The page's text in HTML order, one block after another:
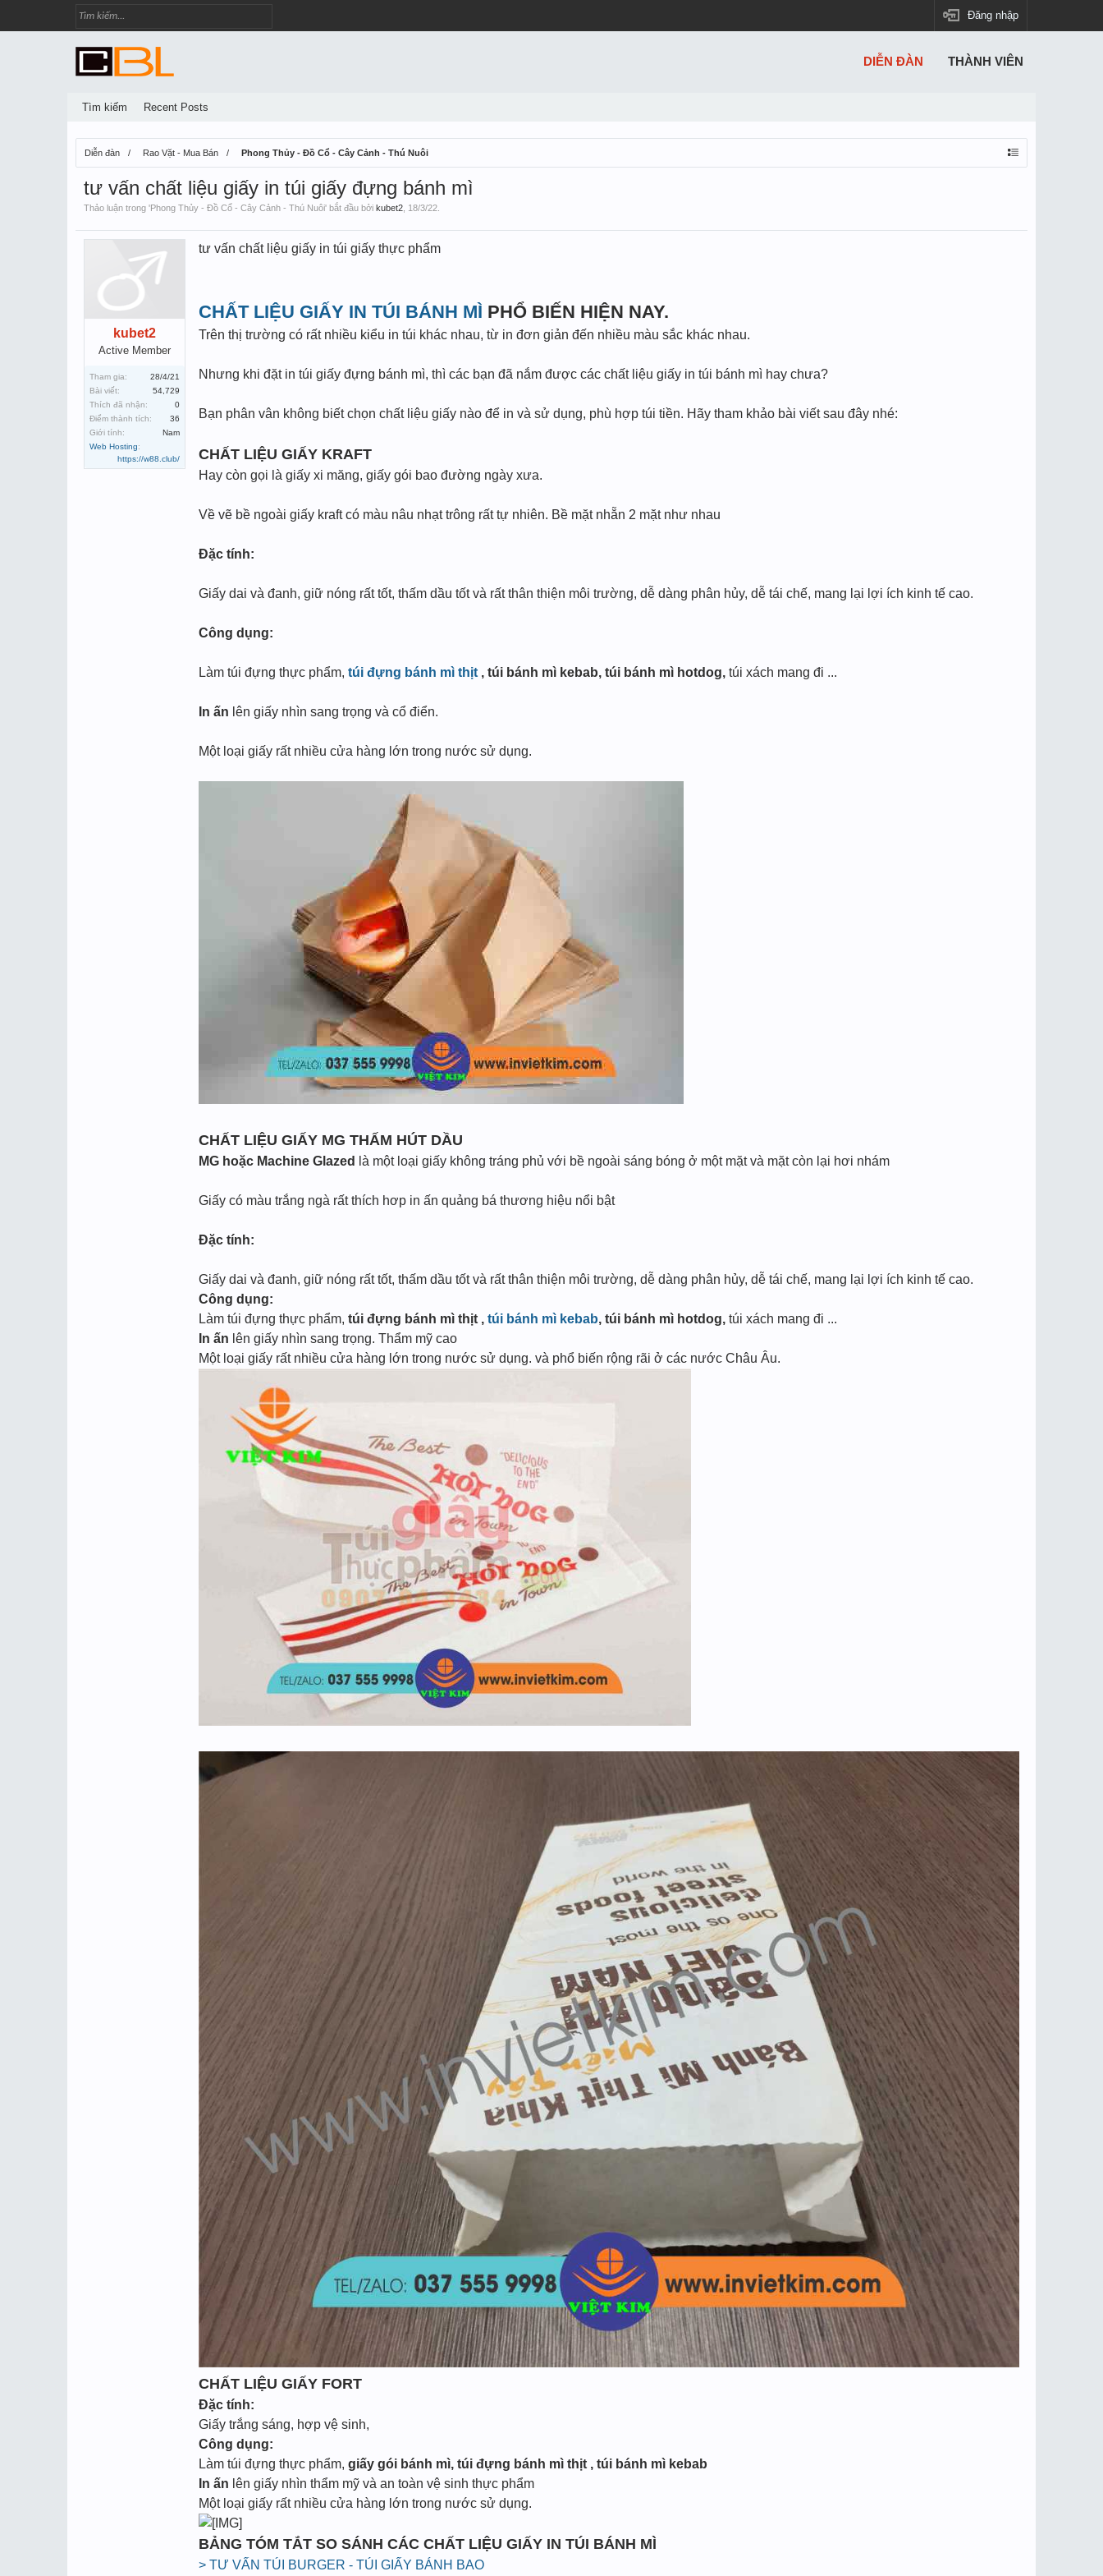
Đăng nhập
Diễn đàn Rao Vặt - Mua Bán Phong Thủy - Đồ Cổ - Cây Cảnh - Thú Nuôi
tư vấn chất liệu giấy in túi giấy đựng bánh mì
Thảo luận trong 'Phong Thủy - Đồ Cổ - Cây Cảnh - Thú Nuôi' bắt đầu bởi kubet2 18/3/22
kubet2
Active Member
Tham gia:
28/4/21
Bài viết:
54,729
Thích đã nhận:
0
Điểm thành tích:
36
Giới tính:
Nam
Web Hosting:
https://w88.club/
tư vấn chất liệu giấy in túi giấy thực phẩm
CHẤT LIỆU GIẤY IN TÚI BÁNH MÌ PHỔ BIẾN HIỆN NAY.
Trên thị trường có rất nhiều kiểu in túi khác nhau, từ in đơn giản đến nhiều màu sắc khác nhau.
Nhưng khi đặt in túi giấy đựng bánh mì, thì các bạn đã nắm được các chất liệu giấy in túi bánh mì hay chưa?
Bạn phân vân không biết chọn chất liệu giấy nào để in và sử dụng, phù hợp túi tiền. Hãy tham khảo bài viết sau đây nhé:
CHẤT LIỆU GIẤY KRAFT
Hay còn gọi là giấy xi măng, giấy gói bao đường ngày xưa.
Về vẽ bề ngoài giấy kraft có màu nâu nhạt trông rất tự nhiên. Bề mặt nhẵn 2 mặt như nhau
Đặc tính:
Giấy dai và đanh, giữ nóng rất tốt, thấm dầu tốt và rất thân thiện môi trường, dễ dàng phân hủy, dễ tái chế, mang lại lợi ích kinh tế cao.
Công dụng:
Làm túi đựng thực phẩm, túi đựng bánh mì thịt , túi bánh mì kebab, túi bánh mì hotdog, túi xách mang đi ...
In ấn lên giấy nhìn sang trọng và cổ điển.
Một loại giấy rất nhiều cửa hàng lớn trong nước sử dụng.
CHẤT LIỆU GIẤY MG THẤM HÚT DẦU
MG hoặc Machine Glazed là một loại giấy không tráng phủ với bề ngoài sáng bóng ở một mặt và mặt còn lại hơi nhám
Giấy có màu trắng ngà rất thích hơp in ấn quảng bá thương hiệu nổi bật
Đặc tính:
Giấy dai và đanh, giữ nóng rất tốt, thấm dầu tốt và rất thân thiện môi trường, dễ dàng phân hủy, dễ tái chế, mang lại lợi ích kinh tế cao.
Công dụng:
Làm túi đựng thực phẩm, túi đựng bánh mì thịt , túi bánh mì kebab, túi bánh mì hotdog, túi xách mang đi ...
In ấn lên giấy nhìn sang trọng. Thẩm mỹ cao
Một loại giấy rất nhiều cửa hàng lớn trong nước sử dụng. và phổ biến rộng rãi ở các nước Châu Âu.
CHẤT LIỆU GIẤY FORT
Đặc tính:
Giấy trắng sáng, hợp vệ sinh,
Công dụng:
Làm túi đựng thực phẩm, giấy gói bánh mì, túi đựng bánh mì thịt , túi bánh mì kebab
In ấn lên giấy nhìn thẩm mỹ và an toàn vệ sinh thực phẩm
Một loại giấy rất nhiều cửa hàng lớn trong nước sử dụng.
BẢNG TÓM TẮT SO SÁNH CÁC CHẤT LIỆU GIẤY IN TÚI BÁNH MÌ
> TƯ VẤN TÚI BURGER - TÚI GIẤY BÁNH BAO
DIỄN ĐÀN
Tìm kiếm Recent Posts
THÀNH VIÊN